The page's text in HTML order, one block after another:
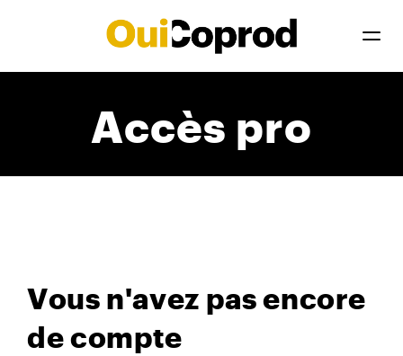
Accès pro
Vous n'avez pas encore
de compte